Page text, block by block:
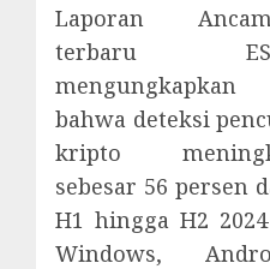
Laporan
terbaru
mengungkapkan
bahwa deteksi
kripto
sebesar 56 persen
H1 hingga H2
Windows,